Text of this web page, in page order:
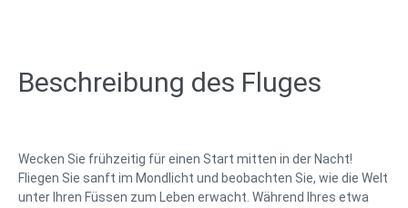
Beschreibung des Fluges
Wecken Sie frühzeitig für einen Start mitten in der Nacht!
Fliegen Sie sanft im Mondlicht und beobachten Sie, wie die Welt
unter Ihren Füssen zum Leben erwacht. Während Ihres etwa